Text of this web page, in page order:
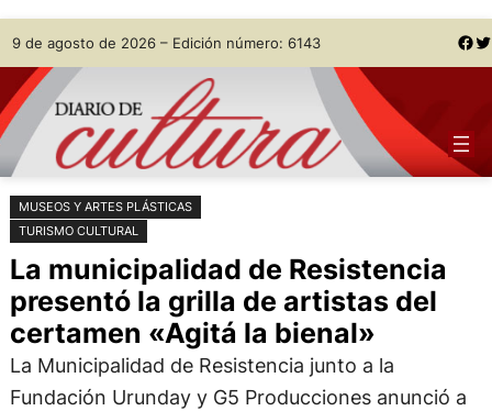
Saltar
al
contenido
Skip
to
content
9 de agosto de 2026 – Edición número: 6143 Facebook Twitter
MUSEOS Y ARTES PLÁSTICAS
TURISMO CULTURAL
La municipalidad de Resistencia
presentó la grilla de artistas del
certamen «Agitá la bienal»
La Municipalidad de Resistencia junto a la
Fundación Urunday y G5 Producciones anunció a